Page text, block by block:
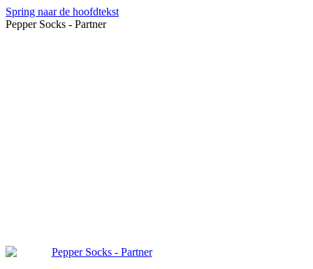
Spring naar de hoofdtekst
Pepper Socks - Partner